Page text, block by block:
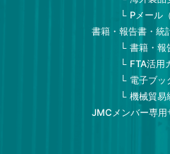
Pメール
書籍・報告書・統
書籍・報
FTA活用
電子ブッ
機械貿易
JMCメンバー専用